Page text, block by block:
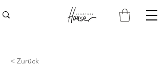
< Zurück